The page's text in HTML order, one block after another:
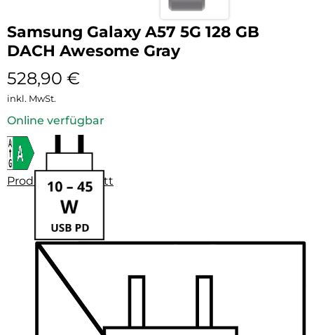
Samsung Galaxy A57 5G 128 GB
DACH Awesome Gray
528,90 €
inkl. MwSt.
Online verfügbar
Produktdatenblatt